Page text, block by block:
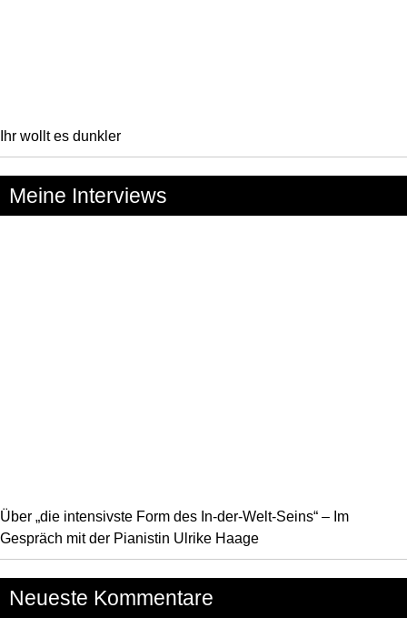
Ihr wollt es dunkler
Meine Interviews
Über „die intensivste Form des In-der-Welt-Seins“ – Im
Gespräch mit der Pianistin Ulrike Haage
Neueste Kommentare